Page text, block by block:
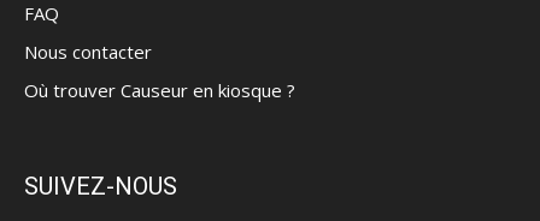
FAQ
Nous contacter
Où trouver Causeur en kiosque ?
SUIVEZ-NOUS